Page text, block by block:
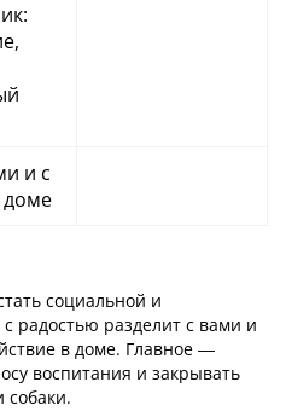
и с
социальной и
радостью разделит с вами и
в доме. Главное —
воспитания и закрывать
собаки.